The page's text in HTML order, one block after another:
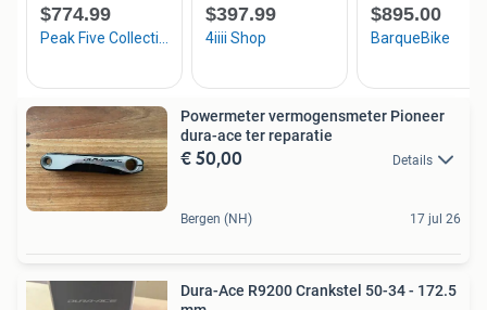
Powermeter vermogensmeter Pioneer
dura-ace ter reparatie
€ 50,00 Details
Bergen (NH) 17 jul 26
Dura-Ace R9200 Crankstel 50-34 - 172.5